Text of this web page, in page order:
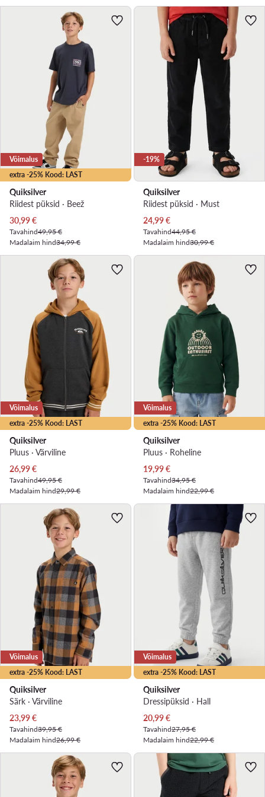
extra -25% Kood: LAST
Võimalus
Quiksilver
Riidest püksid · Beež
Praegune hind
30,99€
Tavahind49,95 €
Madalaim hind34,99 €
-19%
Quiksilver
Riidest püksid · Must
Praegune hind
24,99€
Tavahind44,95 €
Madalaim hind30,99 €
extra -25% Kood: LAST
Võimalus
Quiksilver
Pluus · Värviline
Praegune hind
26,99€
Tavahind49,95 €
Madalaim hind29,99 €
extra -25% Kood: LAST
Võimalus
Quiksilver
Pluus · Roheline
Praegune hind
19,99€
Tavahind34,95 €
Madalaim hind22,99 €
extra -25% Kood: LAST
Võimalus
Quiksilver
Särk · Värviline
Praegune hind
23,99€
Tavahind39,95 €
Madalaim hind26,99 €
extra -25% Kood: LAST
Võimalus
Quiksilver
Dressipüksid · Hall
Praegune hind
20,99€
Tavahind27,95 €
Madalaim hind22,99 €